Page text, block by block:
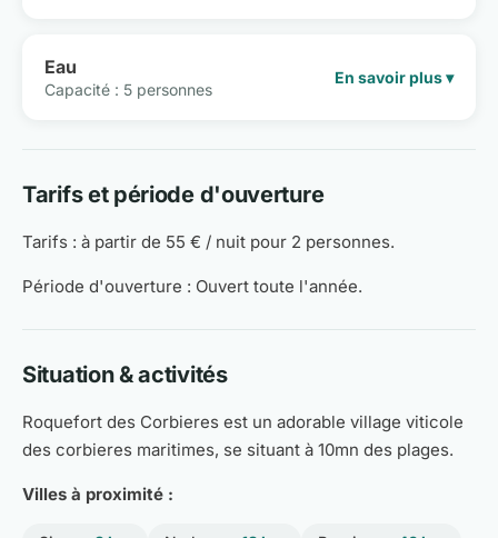
Eau
Capacité : 5 personnes
En savoir plus ▾
Tarifs et période d'ouverture
Tarifs : à partir de 55 € / nuit pour 2 personnes.
Période d'ouverture : Ouvert toute l'année.
Situation & activités
Roquefort des Corbieres est un adorable village viticole
des corbieres maritimes, se situant à 10mn des plages.
Villes à proximité :